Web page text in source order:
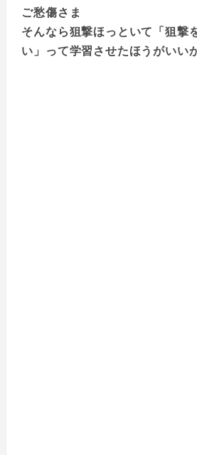
ご愁傷さま
そんなら狙撃ほっといて「狙撃
い」って学習させたほうがいい